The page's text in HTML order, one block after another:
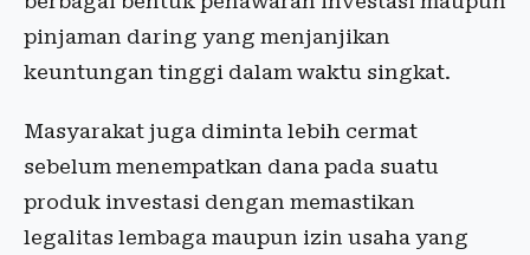
pinjaman daring yang menjanjikan
keuntungan tinggi dalam waktu singkat.
Masyarakat juga diminta lebih cermat
sebelum menempatkan dana pada suatu
produk investasi dengan memastikan
legalitas lembaga maupun izin usaha yang